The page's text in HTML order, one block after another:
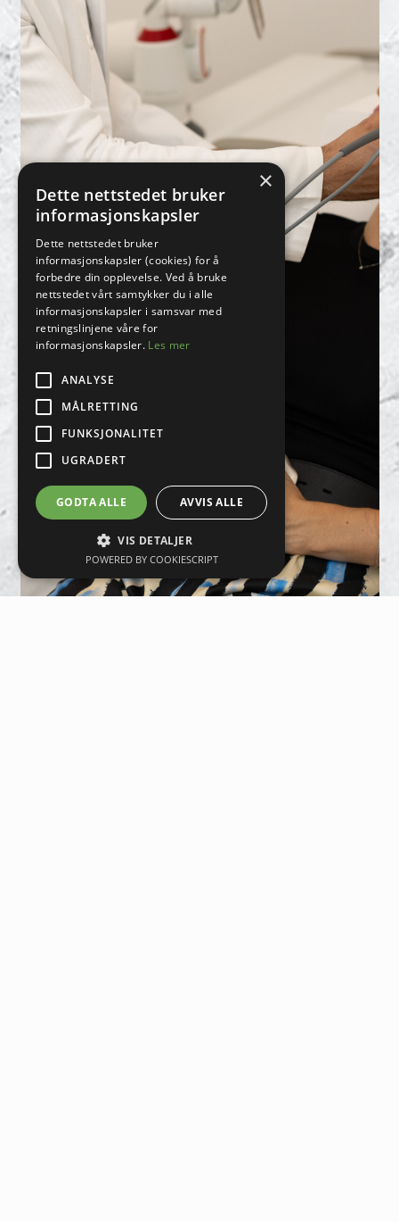
×
Dette nettstedet bruker
informasjonskapsler
Dette nettstedet bruker
informasjonskapsler (cookies) for å
forbedre din opplevelse. Ved å bruke
nettstedet vårt samtykker du i alle
informasjonskapsler i samsvar med
retningslinjene våre for
informasjonskapsler. Les mer
ANALYSE
MÅLRETTING
FUNKSJONALITET
UGRADERT
GODTA ALLE AVVIS ALLE
VIS DETALJER
POWERED BY COOKIESCRIPT